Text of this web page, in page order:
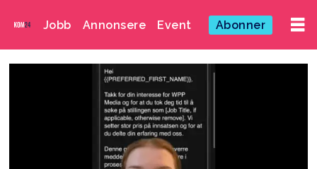
Jobb Annonsere Event Abonner
Emne: